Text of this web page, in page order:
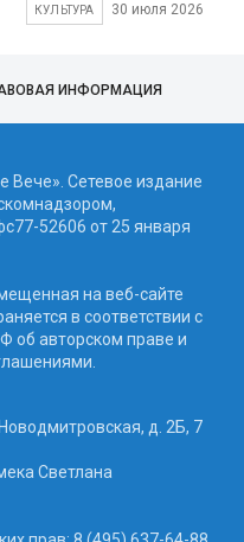
КУЛЬТУРА 30 июля 2026
ИНФОРМАЦИЯ
Вече». Сетевое издание
52606 от 25 января
на веб-сайте
в соответствии с
об авторском праве и
д. 2Б, 7
Светлана